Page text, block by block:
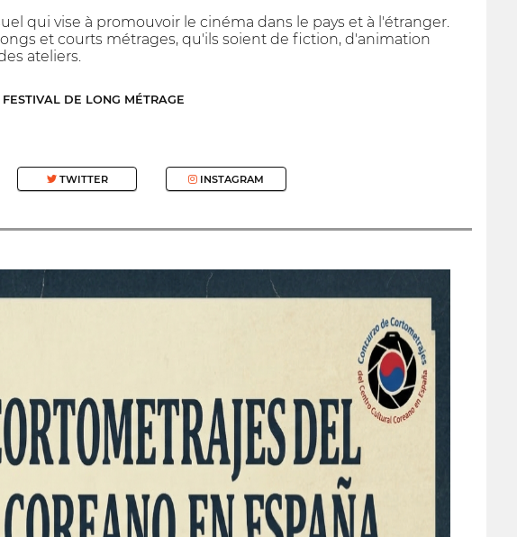
qui vise à promouvoir le cinéma dans le pays et à l'étranger.
et courts métrages, qu'ils soient de fiction, d'animation
ateliers.
FESTIVAL DE LONG MÉTRAGE
TWITTER INSTAGRAM